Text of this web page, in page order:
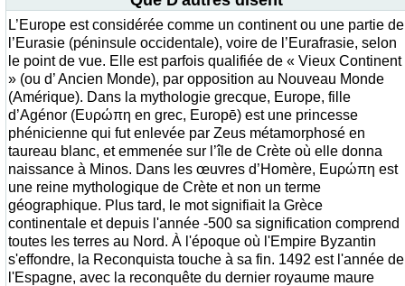
L’Europe est considérée comme un continent ou une partie de
l’Eurasie (péninsule occidentale), voire de l’Eurafrasie, selon
le point de vue. Elle est parfois qualifiée de « Vieux Continent
» (ou d’ Ancien Monde), par opposition au Nouveau Monde
(Amérique). Dans la mythologie grecque, Europe, fille
d’Agénor (Ευρώπη en grec, Europē) est une princesse
phénicienne qui fut enlevée par Zeus métamorphosé en
taureau blanc, et emmenée sur l’île de Crète où elle donna
naissance à Minos. Dans les œuvres d’Homère, Εuρώπη est
une reine mythologique de Crète et non un terme
géographique. Plus tard, le mot signifiait la Grèce
continentale et depuis l'année -500 sa signification comprend
toutes les terres au Nord. À l'époque où l'Empire Byzantin
s'effondre, la Reconquista touche à sa fin. 1492 est l'année de
l'Espagne, avec la reconquête du dernier royaume maure